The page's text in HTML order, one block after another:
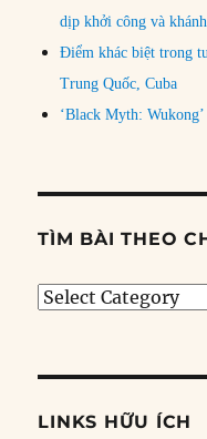
dịp khởi công và
Điểm khác biệt trong
Trung Quốc, Cuba
‘Black Myth:
TÌM BÀI THEO
Tìm
đề
LINKS HỮU ÍCH